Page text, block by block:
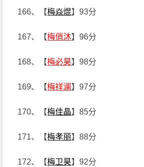
166、【梅焱焜】93分
167、【梅俏沐】96分
168、【梅必昊】98分
169、【梅祥澜 】97分
170、【梅佳晶】85分
171、【梅孝丽】88分
172、【梅卫昊】92分